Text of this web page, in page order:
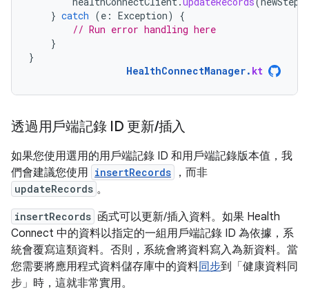
} catch (e : Exception)
{
// Run error handling here
}
}
HealthConnectManager. kt
透過用戶端記錄 ID 更新/插入
如果您使用選用的用戶端記錄 ID 和用戶端記錄版本值，我
們會建議您使用 insertRecords ，而非
updateRecords 。
insertRecords 函式可以更新/插入資料。如果 Health
Connect 中的資料以指定的一組用戶端記錄 ID 為依據，系
統會覆寫這類資料。否則，系統會將資料寫入為新資料。當
您需要將應用程式資料儲存庫中的資料同步到「健康資料同
步」時，這就非常實用。